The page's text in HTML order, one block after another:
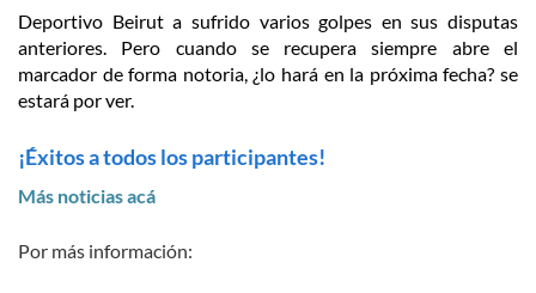
Deportivo Beirut a sufrido varios golpes en sus disputas
anteriores. Pero cuando se recupera siempre abre el
marcador de forma notoria, ¿lo hará en la próxima fecha? se
estará por ver.
¡Éxitos a todos los participantes!
Más noticias acá
Por más información: